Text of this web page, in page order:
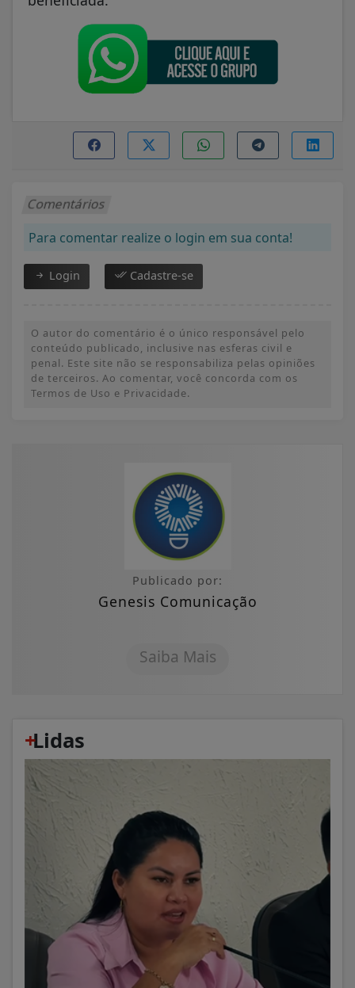
Comentários
Para comentar realize o login em sua conta!
Login Cadastre-se
O autor do comentário é o único responsável pelo
conteúdo publicado, inclusive nas esferas civil e
penal. Este site não se responsabiliza pelas opiniões
de terceiros. Ao comentar, você concorda com os
Termos de Uso e Privacidade.
Publicado por:
Genesis Comunicação
Saiba Mais
+
Lidas